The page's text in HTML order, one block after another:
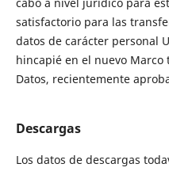
satisfactorio para las
datos de carácter personal
hincapié en el nuevo
Datos, recientemente
Descargas
Los datos de descargas